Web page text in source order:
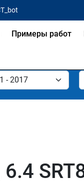
Примеры работ